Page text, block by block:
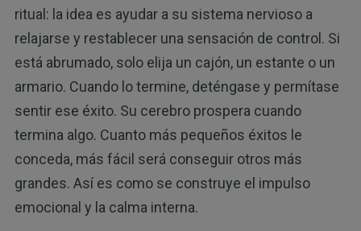
ritual: la idea es ayudar a su sistema nervioso a
relajarse y restablecer una sensación de control. Si
está abrumado, solo elija un cajón, un estante o un
armario. Cuando lo termine, deténgase y permítase
sentir ese éxito. Su cerebro prospera cuando
termina algo. Cuanto más pequeños éxitos le
conceda, más fácil será conseguir otros más
grandes. Así es como se construye el impulso
emocional y la calma interna.